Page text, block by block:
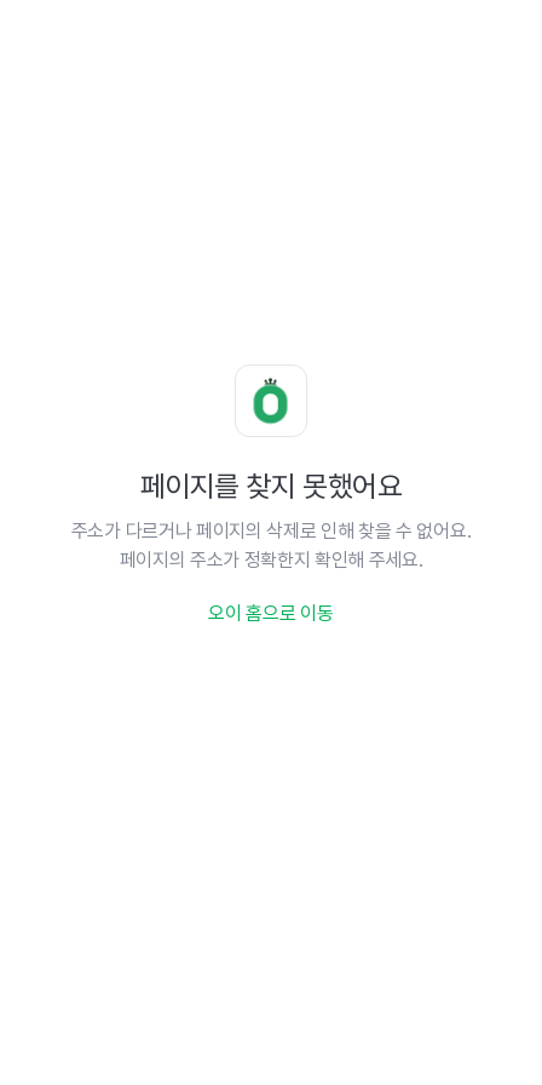
페이지를 찾지 못했어요
주소가 다르거나 페이지의 삭제로 인해 찾을 수 없어요.
페이지의 주소가 정확한지 확인해 주세요.
오이 홈으로 이동